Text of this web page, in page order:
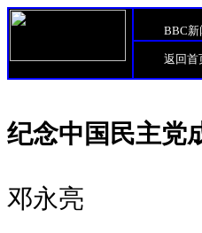
BBC新
返回首
纪念中国民主党
邓永亮